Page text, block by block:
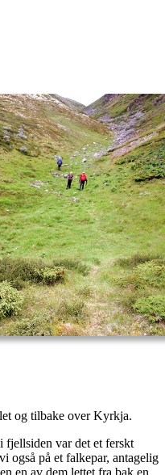
og tilbake over Kyrkja.
var det et ferskt
også på et falkepar, antagelig